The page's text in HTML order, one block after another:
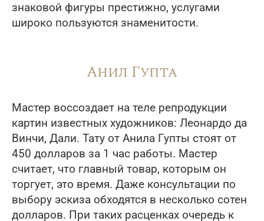
знаковой фигуры престижно, услугами
широко пользуются знаменитости.
Анил Гупта
Мастер воссоздает на теле репродукции
картин известных художников: Леонардо да
Винчи, Дали. Тату от Анила Гупты стоят от
450 долларов за 1 час работы. Мастер
считает, что главный товар, которым он
торгует, это время. Даже консультации по
выбору эскиза обходятся в несколько сотен
долларов. При таких расценках очередь к